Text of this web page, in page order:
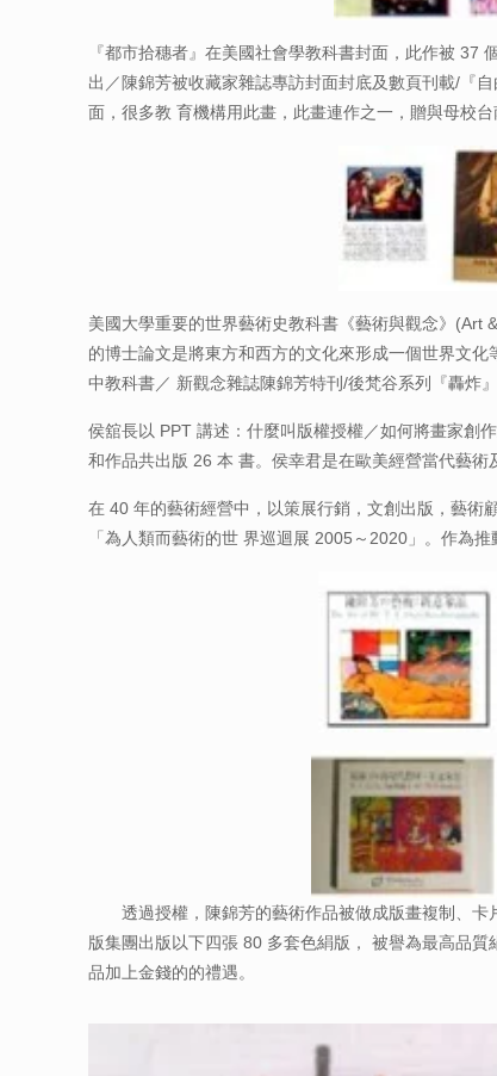
『都市拾穗者』在美國社會學教科書封面，此作被
出／陳錦芳被收藏家雜誌專訪封面封底及數頁刊載/『
面，很多教 育機構用此畫，此畫連作之一，贈與母校台
美國大學重要的世界藝術史教科書《藝術與觀念》
的博士論文是將東方和西方的文化來形成一個世界文
中教科書／ 新觀念雜誌陳錦芳特刊/後梵谷系列『轟炸
侯舘長以 PPT 講述：什麼叫版權授權／如何將畫家創
和作品共出版 26 本 書。侯幸君是在歐美經營當代藝術
在 40 年的藝術經營中，以策展行銷，文創出版，藝術
「為人類而藝術的世 界巡迴展 2005～2020」。作為
透過授權，陳錦芳的藝術作品被做成版畫複制、卡
版集團出版以下四張 80 多套色絹版， 被譽為最高品
品加上金錢的的禮遇。